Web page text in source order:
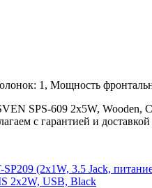
1, Мощность
SPS-609 2x5W, Wooden,
с гарантией и
(2x1W, 3.5 Jack,
2x2W, USB, Black